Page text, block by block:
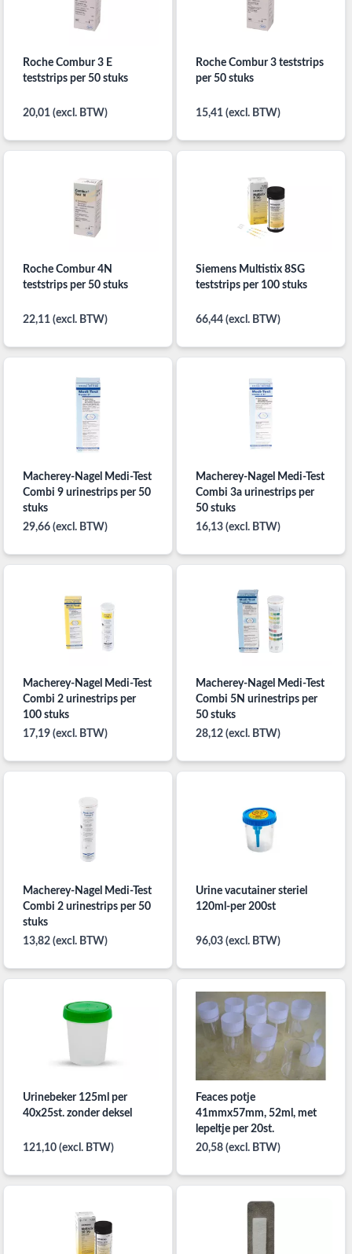
Roche Combur 3 E
teststrips per 50 stuks
20,01 (excl. BTW)
Roche Combur 3 teststrips
per 50 stuks
15,41 (excl. BTW)
Roche Combur 4N
teststrips per 50 stuks
22,11 (excl. BTW)
Siemens Multistix 8SG
teststrips per 100 stuks
66,44 (excl. BTW)
Macherey-Nagel Medi-Test
Combi 9 urinestrips per 50
stuks
29,66 (excl. BTW)
Macherey-Nagel Medi-Test
Combi 3a urinestrips per
50 stuks
16,13 (excl. BTW)
Macherey-Nagel Medi-Test
Combi 2 urinestrips per
100 stuks
17,19 (excl. BTW)
Macherey-Nagel Medi-Test
Combi 5N urinestrips per
50 stuks
28,12 (excl. BTW)
Macherey-Nagel Medi-Test
Combi 2 urinestrips per 50
stuks
13,82 (excl. BTW)
Urine vacutainer steriel
120ml-per 200st
96,03 (excl. BTW)
Urinebeker 125ml per
40x25st. zonder deksel
121,10 (excl. BTW)
Feaces potje
41mmx57mm, 52ml, met
lepeltje per 20st.
20,58 (excl. BTW)